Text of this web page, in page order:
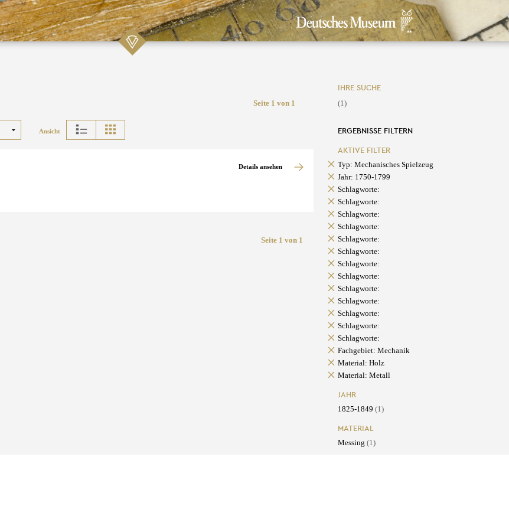
Seite 1 von 1
Ansicht
Details ansehen
Seite 1 von 1
IHRE SUCHE
(1)
ERGEBNISSE FILTERN
AKTIVE FILTER
Typ: Mechanisches Spielzeug
Jahr: 1750-1799
Schlagworte:
Schlagworte:
Schlagworte:
Schlagworte:
Schlagworte:
Schlagworte:
Schlagworte:
Schlagworte:
Schlagworte:
Schlagworte:
Schlagworte:
Schlagworte:
Schlagworte:
Fachgebiet: Mechanik
Material: Holz
Material: Metall
JAHR
1825-1849 (1)
MATERIAL
Messing (1)